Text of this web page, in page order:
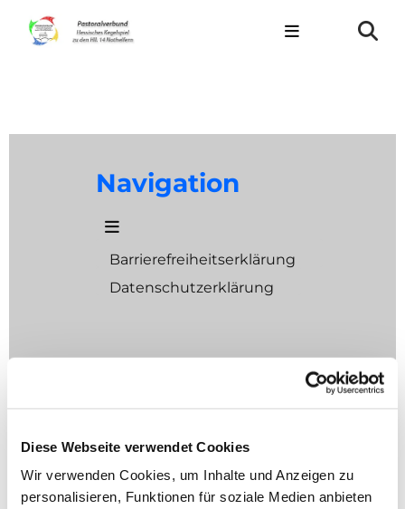
Diese Webseite verwendet Cookies
Wir verwenden Cookies, um Inhalte und Anzeigen zu
personalisieren, Funktionen für soziale Medien anbieten
Navigation
Barrierefreiheitserklärung
Datenschutzerklärung
Eusebius-Breitung-Platz 2
36132 Eiterfeld-Großentaft